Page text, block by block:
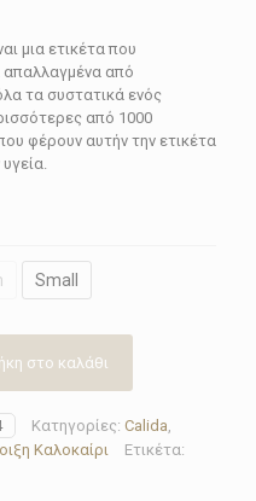
μια ετικέτα που
απαλλαγμένα από
τα συστατικά ενός
από 1000
φέρουν αυτήν την ετικέτα
Small
στο καλάθι
Κατηγορίες: Calida
Καλοκαίρι Ετικέτα: